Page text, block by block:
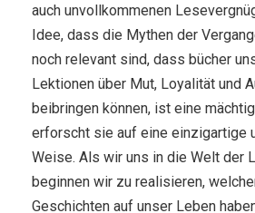
auch unvollkommenen
Idee, dass die Mythen der
noch relevant sind, dass bücher
Lektionen über Mut, Loyalität und
beibringen können, ist eine
erforscht sie auf eine einzigartige
Weise. Als wir uns in die Welt der
beginnen wir zu realisieren,
Geschichten auf unser Leben